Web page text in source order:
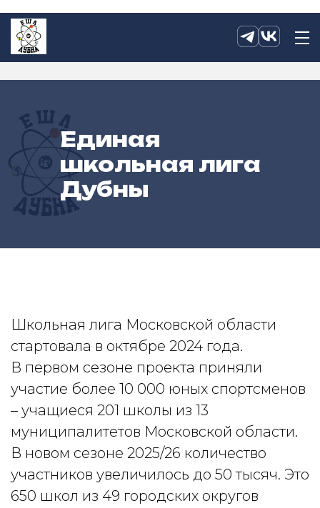
Единая
школьная лига
Дубны
Школьная лига Московской области
стартовала в октябре 2024 года.
В первом сезоне проекта приняли
участие более 10 000 юных спортсменов
– учащиеся 201 школы из 13
муниципалитетов Московской области.
В новом сезоне 2025/26 количество
участников увеличилось до 50 тысяч. Это
650 школ из 49 городских округов